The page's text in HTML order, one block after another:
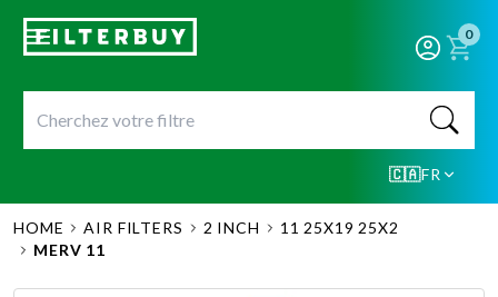
0
🇨🇦FR
HOME AIR FILTERS 2 INCH
11 25X19 25X2
MERV 11